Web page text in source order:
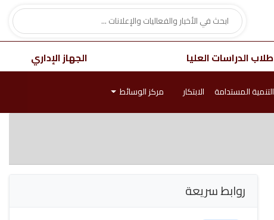
طلاب الدراسات العليا الجهاز الإداري
التنمية المستدامة الابتكار مركز الوسائط
روابط سريعة